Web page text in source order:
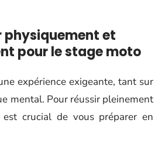
physiquement et
pour le stage moto
expérience exigeante, tant sur
mental. Pour réussir pleinement
crucial de vous préparer en